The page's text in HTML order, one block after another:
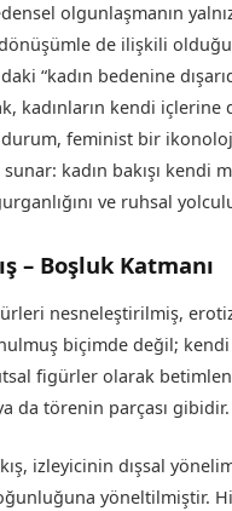
olgunlaşmanın
de ilişkili
“kadın bedenine
kadınların kendi
feminist bir
kadın bakışı kendi
ve ruhsal
– Boşluk Katmanı
nesneleştirilmiş,
biçimde değil; kendi
figürler olarak
da törenin parçası gibidir.
izleyicinin dışsal
yöneltilmiştir.